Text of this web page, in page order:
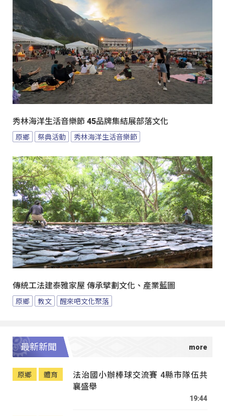
秀林海洋生活音樂節 45品牌集結展部落文化
原鄉 祭典活動 秀林海洋生活音樂節
傳統工法建泰雅家屋 傳承擘劃文化、產業藍圖
原鄉 教文 醒來吧文化聚落
最新新聞
原鄉 體育
法治國小辦棒球交流賽 4縣市隊伍共
襄盛舉
19:44